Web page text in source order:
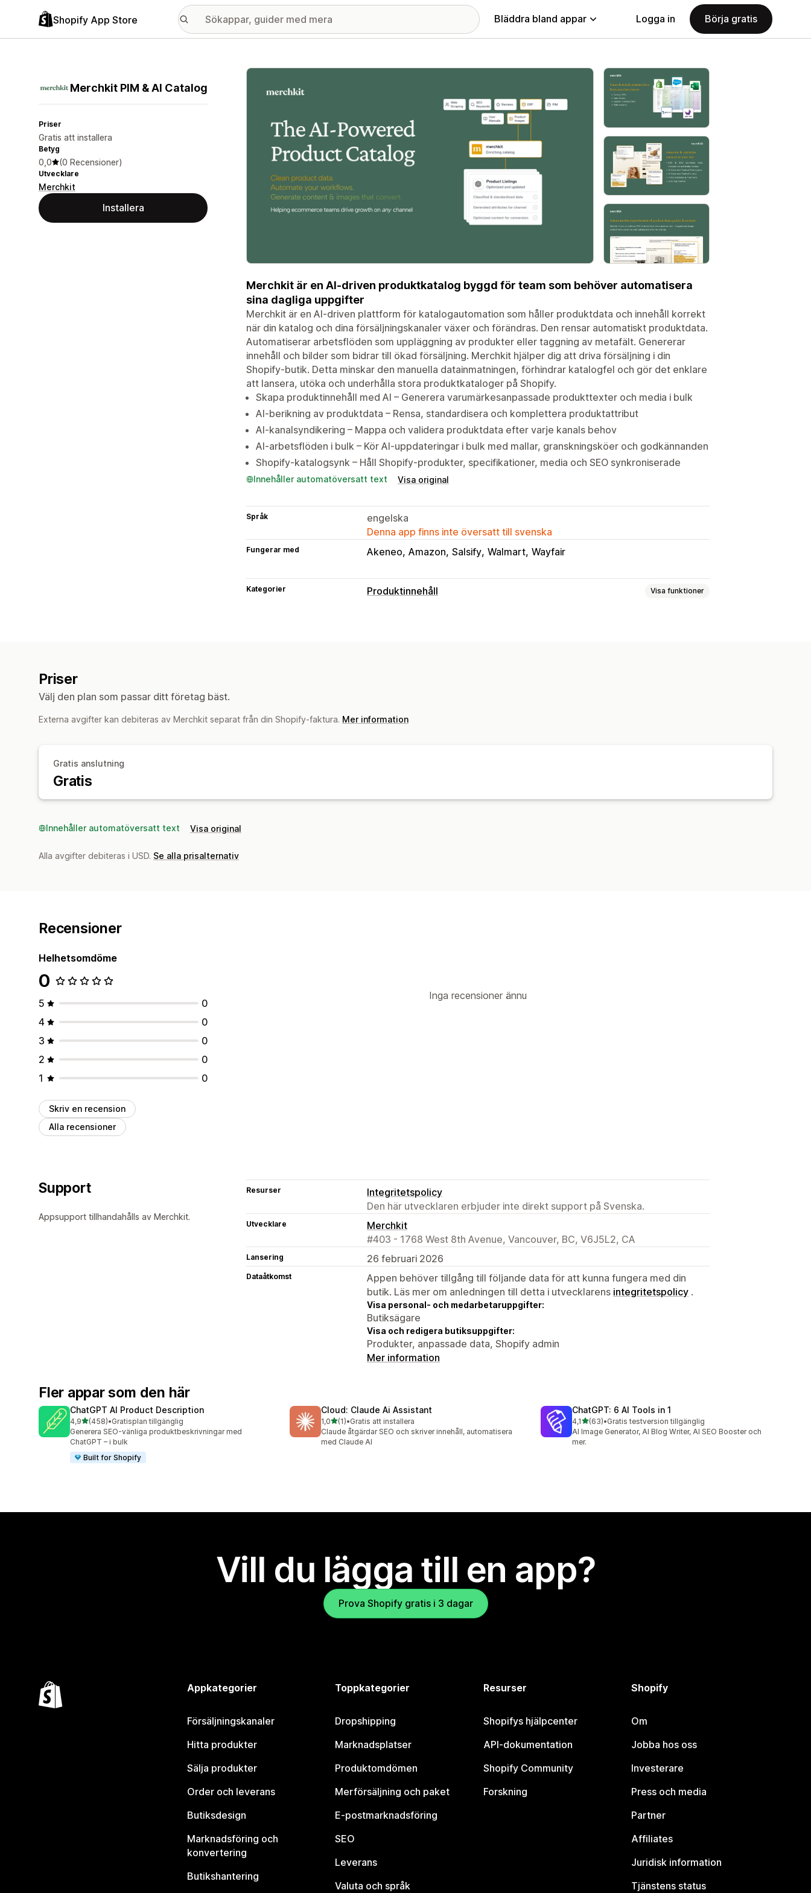
Shopify App Store Bläddra bland appar Logga in Börja gratis
Merchkit PIM & AI Catalog
Priser
Gratis att installera
Betyg
0,0 (0 Recensioner)
Utvecklare
Merchkit
Installera
Galleri med utvalda bilder
Merchkit är en AI-driven produktkatalog byggd för team som behöver automatisera
sina dagliga uppgifter
Merchkit är en AI-driven plattform för katalogautomation som håller produktdata och innehåll korrekt
när din katalog och dina försäljningskanaler växer och förändras. Den rensar automatiskt produktdata.
Automatiserar arbetsflöden som uppläggning av produkter eller taggning av metafält. Genererar
innehåll och bilder som bidrar till ökad försäljning. Merchkit hjälper dig att driva försäljning i din
Shopify-butik. Detta minskar den manuella datainmatningen, förhindrar katalogfel och gör det enklare
att lansera, utöka och underhålla stora produktkataloger på Shopify.
Skapa produktinnehåll med AI – Generera varumärkesanpassade produkttexter och media i bulk
AI-berikning av produktdata – Rensa, standardisera och komplettera produktattribut
AI-kanalsyndikering – Mappa och validera produktdata efter varje kanals behov
AI-arbetsflöden i bulk – Kör AI-uppdateringar i bulk med mallar, granskningsköer och godkännanden
Shopify-katalogsynk – Håll Shopify-produkter, specifikationer, media och SEO synkroniserade
Innehåller automatöversatt text Visa original
Språk
engelska
Denna app finns inte översatt till svenska
Fungerar med Akeneo Amazon Salsify Walmart Wayfair
Kategorier Produktinnehåll Visa funktioner
Ton och stil
Priser
Välj den plan som passar ditt företag bäst.
Externa avgifter kan debiteras av Merchkit separat från din Shopify-faktura. Mer information
Gratis anslutning
Gratis
Innehåller automatöversatt text Visa original
Alla avgifter debiteras i USD. Se alla prisalternativ
Recensioner
Helhetsomdöme
0
5
0
4
0
3
0
2
0
1
0
Skriv en recension
Alla recensioner
Inga recensioner ännu
Support
Appsupport tillhandahålls av Merchkit.
Resurser
Integritetspolicy
Den här utvecklaren erbjuder inte direkt support på Svenska.
Utvecklare
Merchkit
#403 - 1768 West 8th Avenue, Vancouver, BC, V6J5L2, CA
Lansering 26 februari 2026
Dataåtkomst
Appen behöver tillgång till följande data för att kunna fungera med din
butik. Läs mer om anledningen till detta i utvecklarens integritetspolicy .
Visa personal- och medarbetaruppgifter:
Butiksägare
Visa och redigera butiksuppgifter:
Produkter, anpassade data, Shopify admin
Mer information
Fler appar som den här
ChatGPT AI Product Description
4,9av 5 stjärnor
(458)
458 recensioner totalt
•Gratisplan tillgänglig
Generera SEO-vänliga produktbeskrivningar med
ChatGPT – i bulk
Built for Shopify
Cloud: Claude Ai Assistant
1,0av 5 stjärnor
(1)
1 recensioner totalt
•Gratis att installera
Claude åtgärdar SEO och skriver innehåll, automatisera
med Claude AI
ChatGPT: 6 AI Tools in 1
4,1av 5 stjärnor
(63)
63 recensioner totalt
•Gratis testversion tillgänglig
AI Image Generator, AI Blog Writer, AI SEO Booster och
mer.
Vill du lägga till en app?
Prova Shopify gratis i 3 dagar
Appkategorier
Försäljningskanaler
Hitta produkter
Sälja produkter
Order och leverans
Butiksdesign
Marknadsföring och
konvertering
Butikshantering
Toppkategorier
Dropshipping
Marknadsplatser
Produktomdömen
Merförsäljning och paket
E-postmarknadsföring
SEO
Leverans
Valuta och språk
Resurser
Shopifys hjälpcenter
API-dokumentation
Shopify Community
Forskning
Shopify
Om
Jobba hos oss
Investerare
Press och media
Partner
Affiliates
Juridisk information
Tjänstens status